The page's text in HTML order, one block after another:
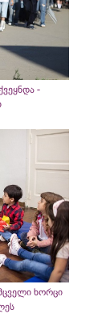
-
ხორცი